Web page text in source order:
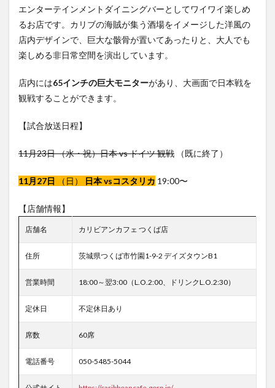
エンターテインメントダイニングバーとしてワイワイ楽しめ
るお店です。カリブの海賊が集う酒場をイメージした洋風の
店内デザインで、巨大な骸骨が置いてあったりと、大人でも
楽しめる非日常空間を演出しています。
店内には65インチの巨大モニターがあり、大画面で日本戦を
観戦することができます。
【試合放送日程】
11月23日 （水・祝）日本 vs ドイツ 観戦 （既に終了）
11月27日 （日） 日本 vsコスタリカ 19:00〜
【店舗情報】
店舗名 カリビアンカフェ つくば店
住所 茨城県つくば市竹園1-9-2 デイズタウンB1
営業時間 18:00～翌3:00（L.O.2:00、ドリンクL.O.2:30）
定休日 不定休日あり
席数 60席
電話番号 050-5485-5044